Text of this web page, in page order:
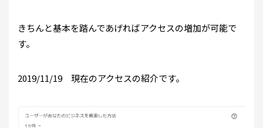
きちんと基本を踏んであげればアクセスの増加が可能で
す。
2019/11/19 現在のアクセスの紹介です。